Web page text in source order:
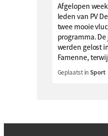
Afgelopen
leden van PV
twee mooie
programma.
werden gelost
Famenne,
Geplaatst inSport